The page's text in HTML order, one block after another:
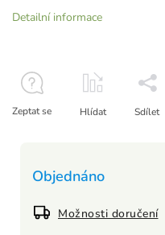
Objednáno
Možnosti doručení
Detailní informace
Zeptat se Hlídat Sdílet